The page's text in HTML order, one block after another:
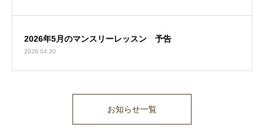
2026年5月のマンスリーレッスン 予告
2026.04.30
お知らせ一覧